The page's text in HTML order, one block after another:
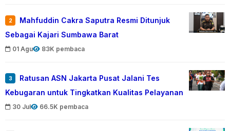
2
Mahfuddin Cakra Saputra Resmi Ditunjuk
Sebagai Kajari Sumbawa Barat
01 Agu 83K pembaca
3
Ratusan ASN Jakarta Pusat Jalani Tes
Kebugaran untuk Tingkatkan Kualitas Pelayanan
30 Jul 66.5K pembaca